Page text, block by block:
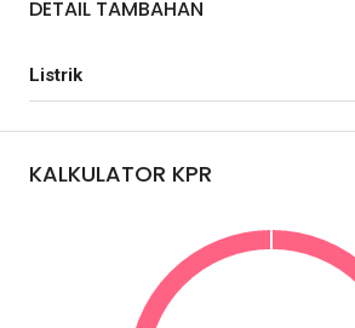
DETAIL TAMBAHAN
Listrik
KALKULATOR KPR